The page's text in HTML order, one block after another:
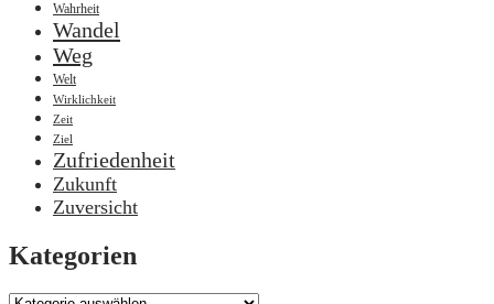
Wahrheit
Wandel
Weg
Welt
Wirklichkeit
Zeit
Ziel
Zufriedenheit
Zukunft
Zuversicht
Kategorien